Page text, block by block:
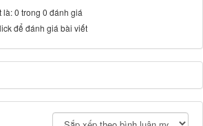
là: 0 trong 0 đánh giá
để đánh giá bài viết